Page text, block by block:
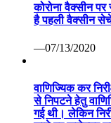
कोरोना वैक्सीन
है पहली वैक्सीन
—07/13/2020
वाणिज्यिक कर
से निपटने हेतु
गई थी। लेकिन